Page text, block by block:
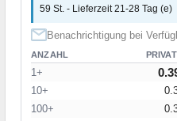
59 St. - Lieferzeit 21-28 Tag (e)
Benachrichtigung bei
ANZAHL
1+
10+
100+